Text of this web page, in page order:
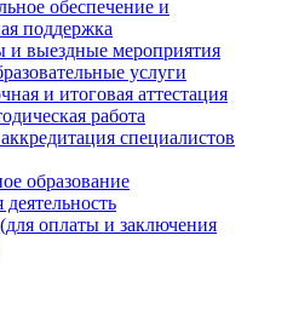
обеспечение и
поддержка
выездные мероприятия
услуги
и итоговая аттестация
работа
специалистов
образование
оплаты и заключения